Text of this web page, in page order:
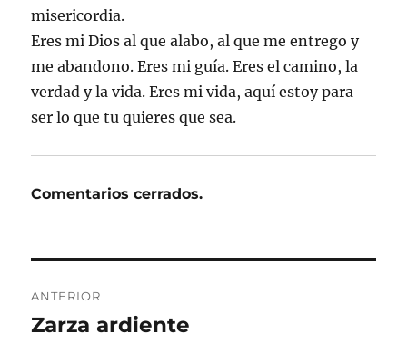
misericordia.
Eres mi Dios al que alabo, al que me entrego y
me abandono. Eres mi guía. Eres el camino, la
verdad y la vida. Eres mi vida, aquí estoy para
ser lo que tu quieres que sea.
Comentarios cerrados.
de
ANTERIOR
Entrada
Zarza ardiente